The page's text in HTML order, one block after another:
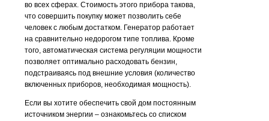
во всех сферах. Стоимость этого прибора такова,
что совершить покупку может позволить себе
человек с любым достатком. Генератор работает
на сравнительно недорогом типе топлива. Кроме
того, автоматическая система регуляции мощности
позволяет оптимально расходовать бензин,
подстраиваясь под внешние условия (количество
включенных приборов, необходимая мощность).
Если вы хотите обеспечить свой дом постоянным
источником энергии – ознакомьтесь со списком